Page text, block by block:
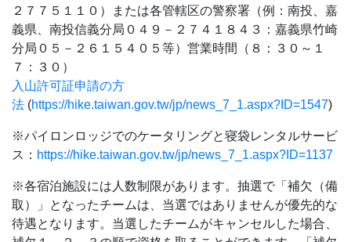
２７７５１１０）または各管轄区の警察署（例：南投、嘉
義県、南投信義分局０４９－２７４１８４３：嘉義県竹崎
分局０５－２６１５４０５等）営業時間（８：３０～１
７：３０）
入山許可証申請の方
法 (https://hike.taiwan.gov.tw/jp/news_7_1.aspx?ID=1547)
※パイロンロッジでのケータリングと寝袋レンタルサービ
ス： https://hike.taiwan.gov.tw/jp/news_7_1.aspx?ID=1137
※各宿泊施設には人数制限があります。抽選で「補欠（備
取）」となったチームは、当選ではありませんが優先的な
待遇となります。当選したチームがキャンセルした場合、